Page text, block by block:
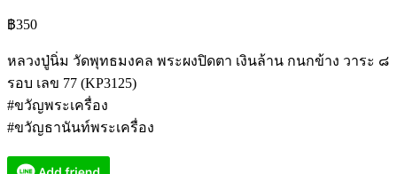
฿350
หลวงปู่นิ่ม วัดพุทธมงคล พระผงปิดตา เงินล้าน กนกข้าง วาระ ๘
รอบ เลข 77 (KP3125)
#ขวัญพระเครื่อง
#ขวัญธานันท์พระเครื่อง